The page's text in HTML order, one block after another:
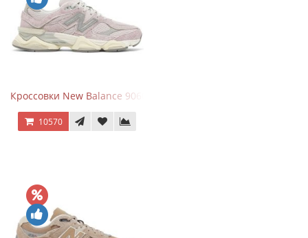
Кроссовки New Balance 9060 December Sky
10570